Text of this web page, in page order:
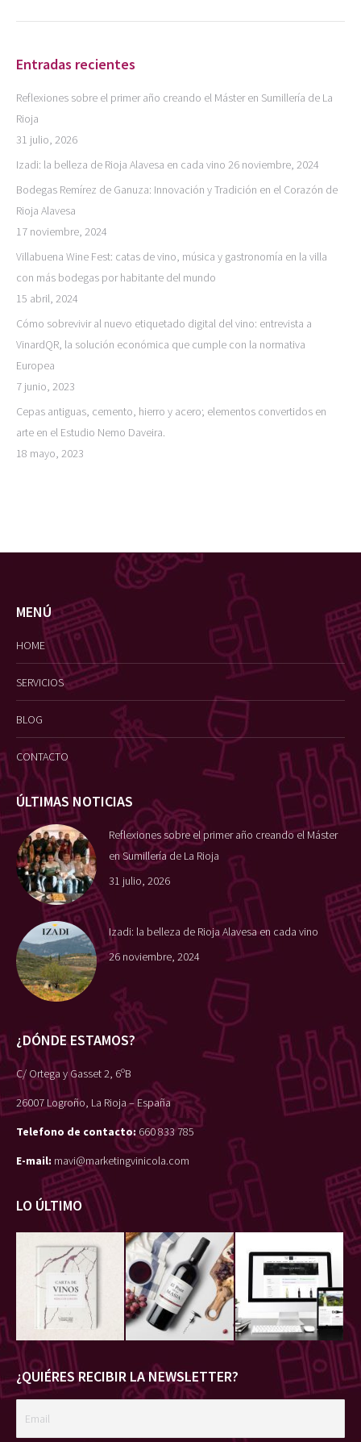
Entradas recientes
Reflexiones sobre el primer año creando el Máster en Sumillería de La
Rioja
31 julio, 2026
Izadi: la belleza de Rioja Alavesa en cada vino 26 noviembre, 2024
Bodegas Remírez de Ganuza: Innovación y Tradición en el Corazón de
Rioja Alavesa
17 noviembre, 2024
Villabuena Wine Fest: catas de vino, música y gastronomía en la villa
con más bodegas por habitante del mundo
15 abril, 2024
Cómo sobrevivir al nuevo etiquetado digital del vino: entrevista a
VinardQR, la solución económica que cumple con la normativa
Europea
7 junio, 2023
Cepas antiguas, cemento, hierro y acero; elementos convertidos en
arte en el Estudio Nemo Daveira.
18 mayo, 2023
MENÚ
HOME
SERVICIOS
BLOG
CONTACTO
ÚLTIMAS NOTICIAS
Reflexiones sobre el primer año creando el Máster
en Sumillería de La Rioja
31 julio, 2026
Izadi: la belleza de Rioja Alavesa en cada vino
26 noviembre, 2024
¿DÓNDE ESTAMOS?
C/ Ortega y Gasset 2, 6ºB
26007 Logroño, La Rioja – España
Telefono de contacto:660 833 785
E-mail: mavi@marketingvinicola.com
LO ÚLTIMO
¿QUIÉRES RECIBIR LA NEWSLETTER?